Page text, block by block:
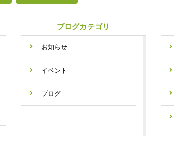
ブログカテゴリ
お知らせ
イベント
ブログ